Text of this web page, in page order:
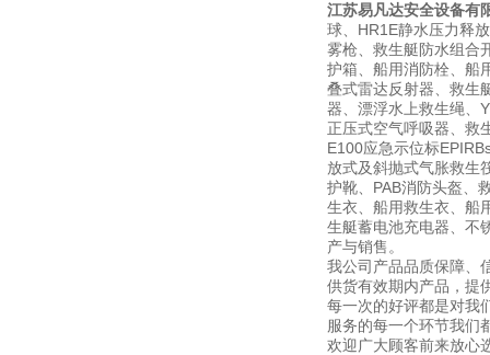
江苏易凡达安全设备有
球、HR1E静水压力释
雾枪、救生艇防水组合
护箱、船用消防栓、船
叠式雷达反射器、救生
器、漂浮水上救生绳、
正压式空气呼吸器、救
E100应急示位标
放式及斜抛式气胀救生
护靴、PAB消防头盔、
生衣、船用救生衣、船
生艇蓄电池充电器、不
产与销售。
我公司产品品质保障、
供货有效期内产品，提
每一次的好评都是对我
服务的每一个环节我们
欢迎广大顾客前来放心